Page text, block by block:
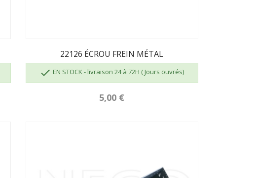
22126 ÉCROU FREIN MÉTAL
 EN STOCK - livraison 24 à 72H ( Jours ouvrés)
5,00 €